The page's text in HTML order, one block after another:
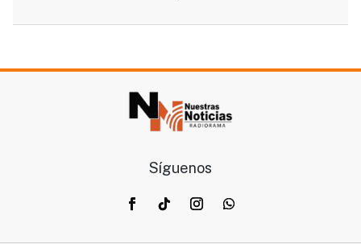
Síguenos